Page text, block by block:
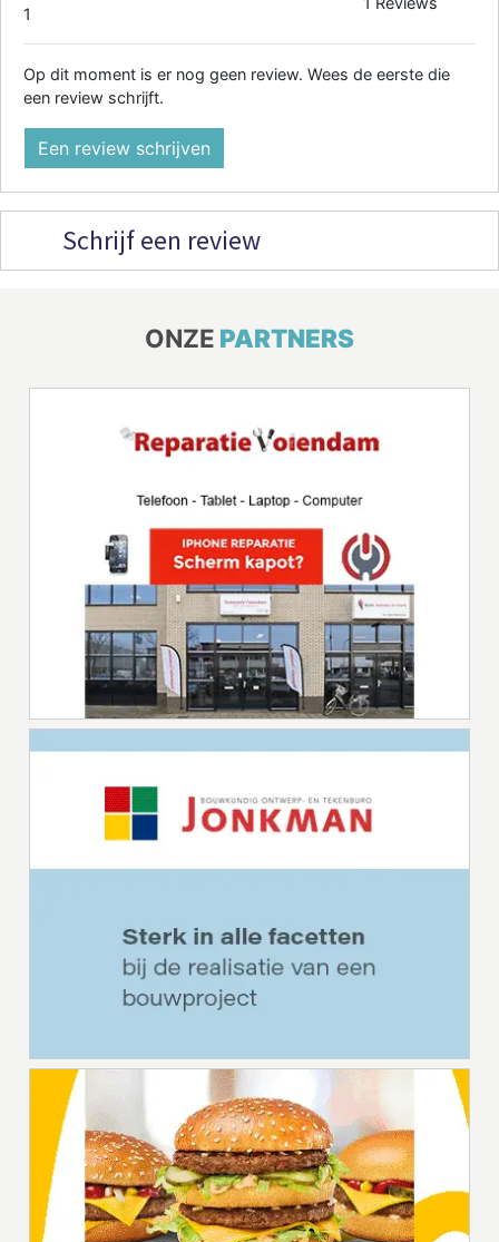
1
Op dit moment is er nog geen review. Wees de eerste die
een review schrijft.
Een review schrijven
Schrijf een review
ONZE PARTNERS